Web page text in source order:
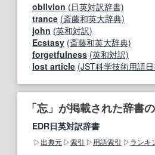
oblivion (日英対訳辞書)
trance (斎藤和英大辞典)
john (英和対訳)
Ecstasy (斎藤和英大辞典)
forgetfulness (英和対訳)
lost article (JST科学技術用語
「忘」が掲載された辞書
EDR日英対訳辞書
出典元 索引 用語索引 ランキ